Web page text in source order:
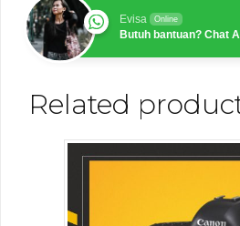
Evisa Online
Butuh bantuan? Chat
Related